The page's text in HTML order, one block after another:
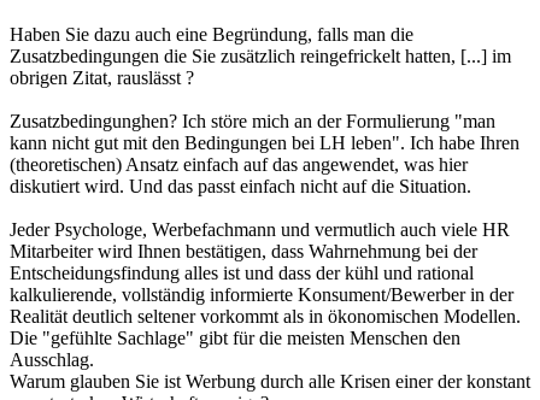
Haben Sie dazu auch eine Begründung, falls man die
Zusatzbedingungen die Sie zusätzlich reingefrickelt hatten, [...] im
obrigen Zitat, rauslässt ?
Zusatzbedingunghen? Ich störe mich an der Formulierung "man
kann nicht gut mit den Bedingungen bei LH leben". Ich habe Ihren
(theoretischen) Ansatz einfach auf das angewendet, was hier
diskutiert wird. Und das passt einfach nicht auf die Situation.
Jeder Psychologe, Werbefachmann und vermutlich auch viele HR
Mitarbeiter wird Ihnen bestätigen, dass Wahrnehmung bei der
Entscheidungsfindung alles ist und dass der kühl und rational
kalkulierende, vollständig informierte Konsument/Bewerber in der
Realität deutlich seltener vorkommt als in ökonomischen Modellen.
Die "gefühlte Sachlage" gibt für die meisten Menschen den
Ausschlag.
Warum glauben Sie ist Werbung durch alle Krisen einer der konstant